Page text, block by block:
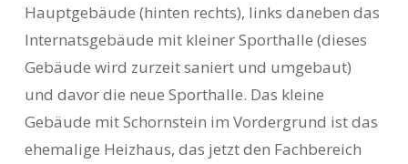
Hauptgebäude (hinten rechts), links daneben das
Internatsgebäude mit kleiner Sporthalle (dieses
Gebäude wird zurzeit saniert und umgebaut)
und davor die neue Sporthalle. Das kleine
Gebäude mit Schornstein im Vordergrund ist das
ehemalige Heizhaus, das jetzt den Fachbereich